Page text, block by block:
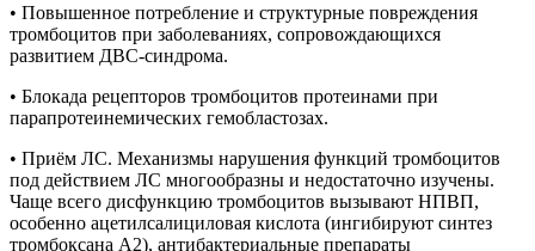
• Повышенное потребление и структурные повреждения
тромбоцитов при заболеваниях, сопровождающихся
развитием ДВС-синдрома.
• Блокада рецепторов тромбоцитов протеинами при
парапротеинемических гемобластозах.
• Приём ЛС. Механизмы нарушения функций тромбоцитов
под действием ЛС многообразны и недостаточно изучены.
Чаще всего дисфункцию тромбоцитов вызывают НПВП,
особенно ацетилсалициловая кислота (ингибируют синтез
тромбоксана А2), антибактериальные препараты